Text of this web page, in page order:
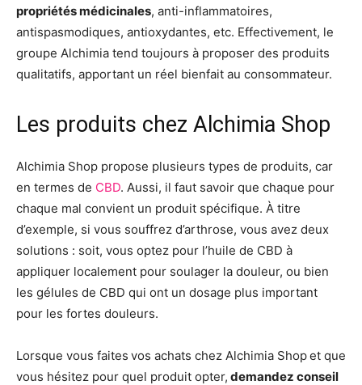
propriétés médicinales, anti-inflammatoires,
antispasmodiques, antioxydantes, etc. Effectivement, le
groupe Alchimia tend toujours à proposer des produits
qualitatifs, apportant un réel bienfait au consommateur.
Les produits chez Alchimia Shop
Alchimia Shop propose plusieurs types de produits, car
en termes de CBD. Aussi, il faut savoir que chaque pour
chaque mal convient un produit spécifique. À titre
d’exemple, si vous souffrez d’arthrose, vous avez deux
solutions : soit, vous optez pour l’huile de CBD à
appliquer localement pour soulager la douleur, ou bien
les gélules de CBD qui ont un dosage plus important
pour les fortes douleurs.
Lorsque vous faites vos achats chez Alchimia Shopet que
vous hésitez pour quel produit opter, demandez conseil